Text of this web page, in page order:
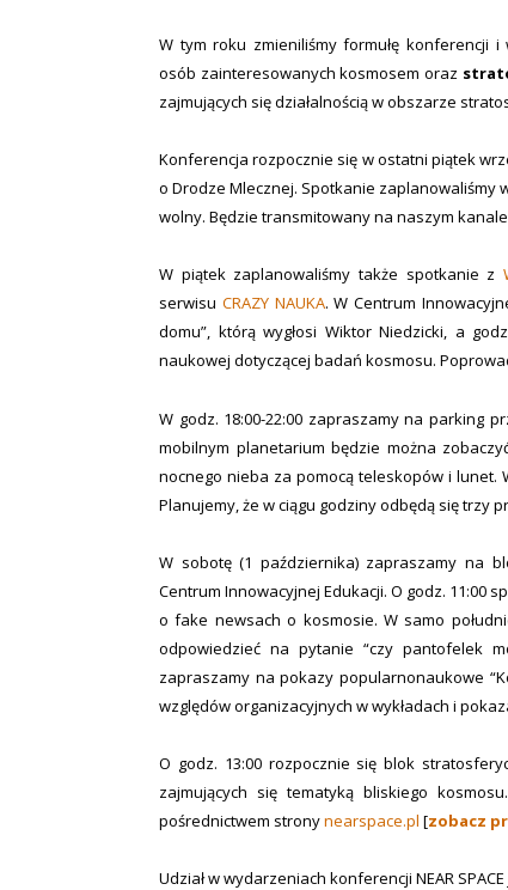
W tym roku zmieniliśmy formułę konferencji i
osób zainteresowanych kosmosem oraz
zajmujących się działalnością w obszarze
Konferencja rozpocznie się w ostatni piątek
o Drodze Mlecznej. Spotkanie zaplanowaliśmy
wolny. Będzie transmitowany na naszym
W piątek zaplanowaliśmy także spotkanie z
serwisu CRAZY NAUKA. W Centrum
domu”, którą wygłosi Wiktor Niedzicki, a
naukowej dotyczącej badań kosmosu.
W godz. 18:00-22:00 zapraszamy na parking
mobilnym planetarium będzie można
nocnego nieba za pomocą teleskopów i lunet.
Planujemy, że w ciągu godziny odbędą się trzy
W sobotę (1 października) zapraszamy na
Centrum Innowacyjnej Edukacji. O godz. 11:00
o fake newsach o kosmosie. W samo
odpowiedzieć na pytanie “czy pantofelek
zapraszamy na pokazy popularnonaukowe
względów organizacyjnych w wykładach i
O godz. 13:00 rozpocznie się blok
zajmujących się tematyką bliskiego
pośrednictwem stronynearspace.pl [zobacz
Udział w wydarzeniach konferencji NEAR